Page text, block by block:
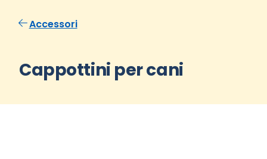
Accessori
Cappottini per cani